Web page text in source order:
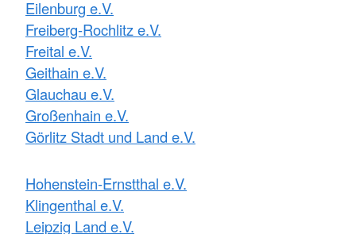
Eilenburg e.V.
Freiberg-Rochlitz e.V.
Freital e.V.
Geithain e.V.
Glauchau e.V.
Großenhain e.V.
Görlitz Stadt und Land e.V.
Hohenstein-Ernstthal e.V.
Klingenthal e.V.
Leipzig Land e.V.